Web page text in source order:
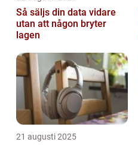
Så säljs din data vidare
utan att någon bryter
lagen
21 augusti 2025